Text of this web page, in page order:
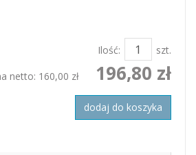
Ilość:
szt.
netto: 160,00 zł 196,80 zł
dodaj do koszyka